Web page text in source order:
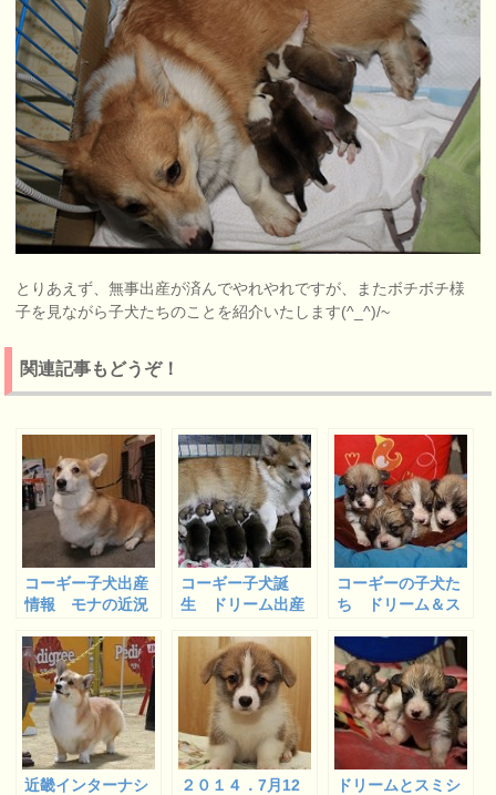
とりあえず、無事出産が済んでやれやれですが、またボチボチ様
子を見ながら子犬たちのことを紹介いたします(^_^)/~
関連記事もどうぞ！
コーギー子犬出産
情報 モナの近況
ヴ
コーギー子犬誕
生 ドリーム出産
コーギーの子犬た
ち ドリーム＆ス
２０日になりまし
た(２０１５年)
近畿インターナシ
２０１４．7月12
ドリームとスミシ